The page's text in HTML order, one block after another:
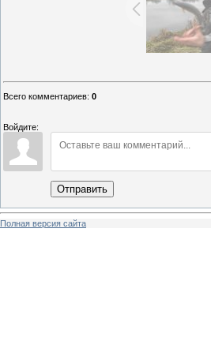
Всего комментариев: 0
Войдите:
Отправить
Полная версия сайта